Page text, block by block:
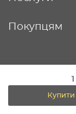
Купити
Покупцям
©